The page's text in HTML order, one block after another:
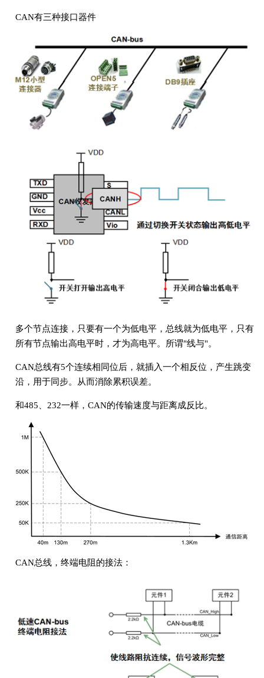
CAN有三种接口器件
多个节点连接，只要有一个为低电平，总线就为低电平，只有
所有节点输出高电平时，才为高电平。所谓"线与"。
CAN总线有5个连续相同位后，就插入一个相反位，产生跳变
沿，用于同步。从而消除累积误差。
和485、232一样，CAN的传输速度与距离成反比。
CAN总线，终端电阻的接法：